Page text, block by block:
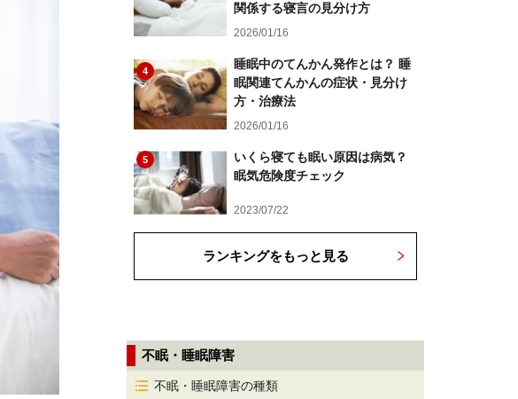
関係する寝言の見分け方
2026/01/16
4
睡眠中のてんかん発作とは？ 睡
眠関連てんかんの症状・見分け
方・治療法
2026/01/16
5
いくら寝ても眠い原因は病気？
眠気危険度チェック
2023/07/22
ランキングをもっと見る
不眠・睡眠障害
不眠・睡眠障害の種類